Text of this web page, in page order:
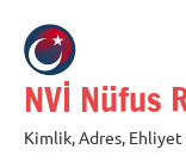
geç
NVİ Nüfus
Kimlik, Adres,